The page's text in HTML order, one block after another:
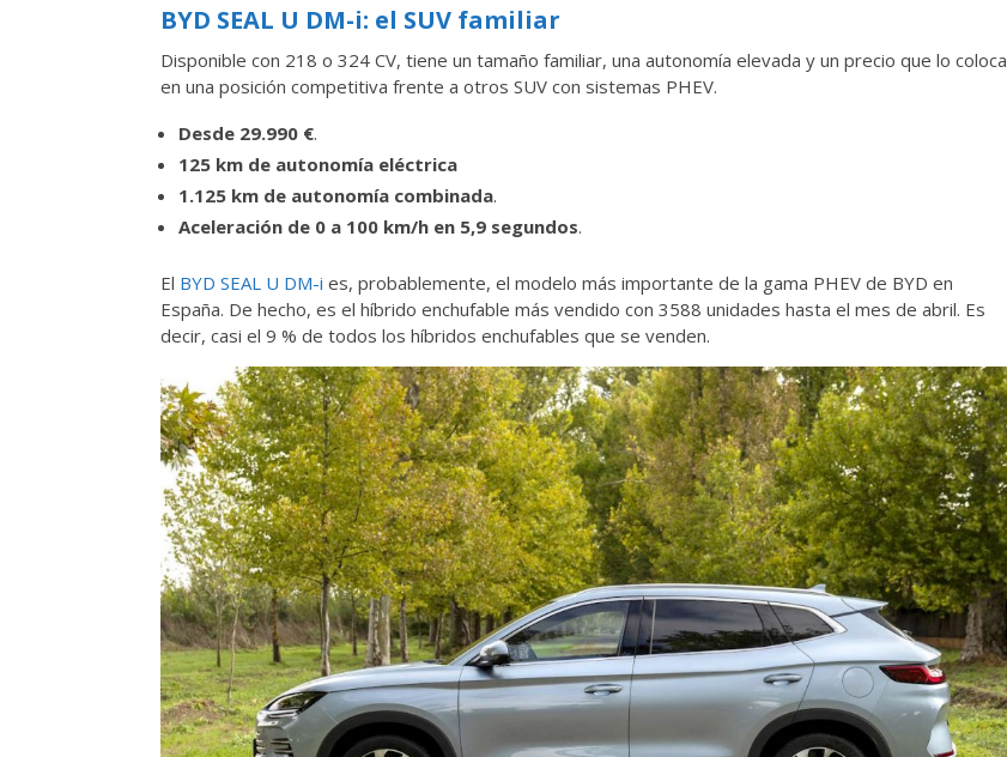
BYD SEAL U DM-i: el SUV familiar
Disponible con 218 o 324 CV, tiene un tamaño familiar, una autonomía elevada y un precio que lo coloca
en una posición competitiva frente a otros SUV con sistemas PHEV.
Desde 29.990 €.
125 km de autonomía eléctrica
1.125 km de autonomía combinada.
Aceleración de 0 a 100 km/h en 5,9 segundos.
El BYD SEAL U DM-i es, probablemente, el modelo más importante de la gama PHEV de BYD en
España. De hecho, es el híbrido enchufable más vendido con 3588 unidades hasta el mes de abril. Es
decir, casi el 9 % de todos los híbridos enchufables que se venden.